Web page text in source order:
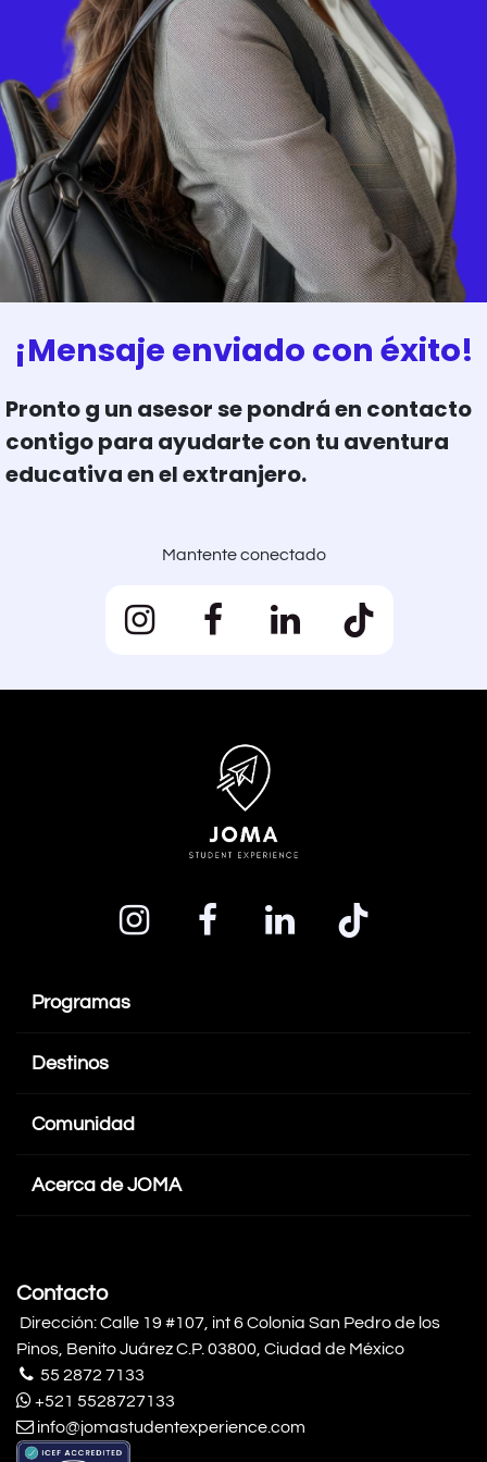
¡Mensaje enviado con éxito!
Pronto g un asesor se pondrá en contacto
contigo para ayudarte con tu aventura
educativa en el extranjero.
Mantente conectado
Programas
Destinos
Comunidad
Acerca de JOMA
Contacto
Dirección: Calle 19 #107, int 6 Colonia San Pedro de los
Pinos, Benito Juárez C.P. 03800, Ciudad de México
55 2872 7133
+521 5528727133
info@jomastudentexperience.com